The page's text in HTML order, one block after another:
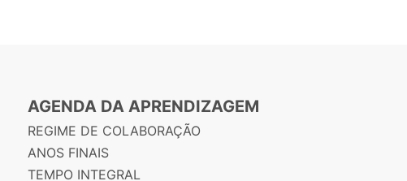
AGENDA DA APRENDIZAGEM
REGIME DE COLABORAÇÃO
ANOS FINAIS
TEMPO INTEGRAL